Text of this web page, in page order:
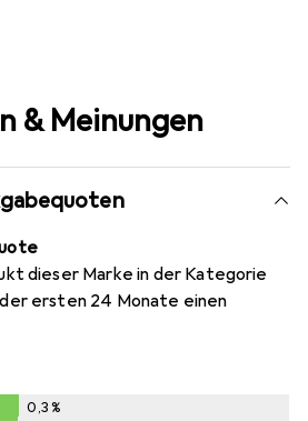
& Meinungen
dieser Marke in der Kategorie
ersten 24 Monate einen
0,3%